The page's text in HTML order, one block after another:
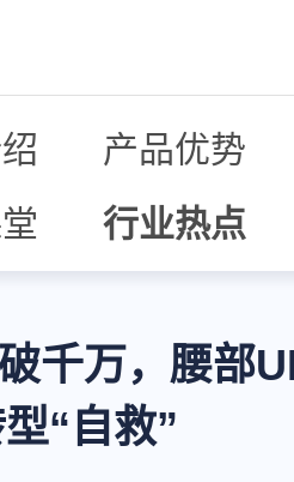
产品优势
行业热点
千万，腰部
“自救”